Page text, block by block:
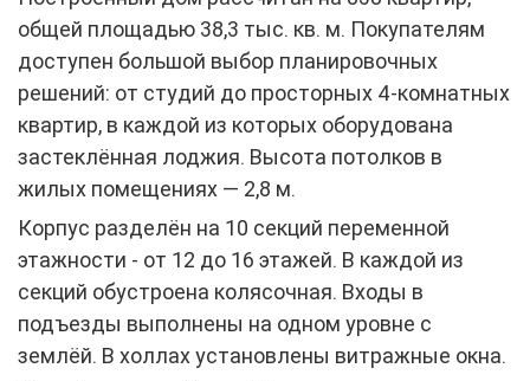
общей площадью 38,3 тыс. кв. м. Покупателям
доступен большой выбор планировочных
решений: от студий до просторных 4-комнатных
квартир, в каждой из которых оборудована
застеклённая лоджия. Высота потолков в
жилых помещениях — 2,8 м.
Корпус разделён на 10 секций переменной
этажности - от 12 до 16 этажей. В каждой из
секций обустроена колясочная. Входы в
подъезды выполнены на одном уровне с
землёй. В холлах установлены витражные окна.